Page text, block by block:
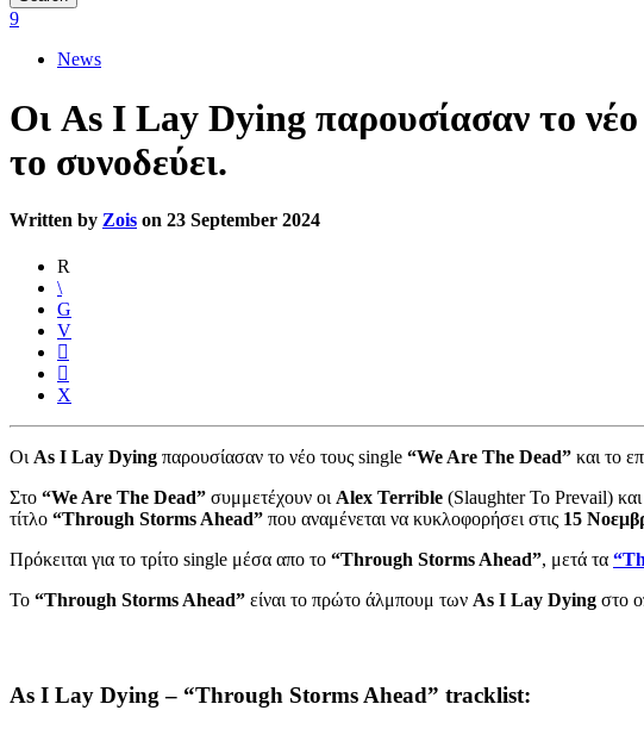
News
Οι As I Lay Dying παρουσίασαν το νέο
το συνοδεύει.
Written by Zois on 23 September 2024
ΟιAs I Lay Dying παρουσίασαν το νέο τους single “We Are The Dead” και το
Στο “We Are The Dead” συμμετέχουν οιAlex Terrible (Slaughter To Prevail) και
τίτλο “Through Storms Ahead” που αναμένεται να κυκλοφορήσει στις 15
Πρόκειται για το τρίτο single μέσα απο το “Through Storms Ahead”, μετά τα
Το “Through Storms Ahead” είναι το πρώτο άλμπουμ των As I Lay Dying στο
Αs I Lay Dying – “Through Storms Ahead” tracklist: